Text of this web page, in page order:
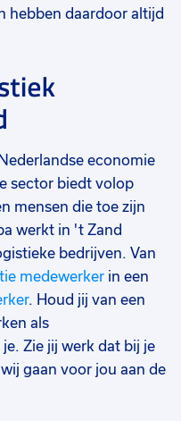
hebben daardoor altijd
economie
sector biedt volop
mensen die toe zijn
werkt in 't Zand
bedrijven. Van
medewerker in een
. Houd jij van een
als
Zie jij werk dat bij je
gaan voor jou aan de